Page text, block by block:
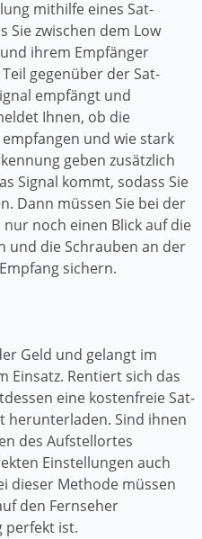
mithilfe eines Sat-
Sie zwischen dem Low
ihrem Empfänger
gegenüber der Sat-
empfängt und
Ihnen, ob die
und wie stark
geben zusätzlich
Signal kommt, sodass Sie
Dann müssen Sie bei der
noch einen Blick auf die
und die Schrauben an der
sichern.
Geld und gelangt im
Einsatz. Rentiert sich das
eine kostenfreie Sat-
herunterladen. Sind ihnen
des Aufstellortes
Einstellungen auch
dieser Methode müssen
den Fernseher
perfekt ist.